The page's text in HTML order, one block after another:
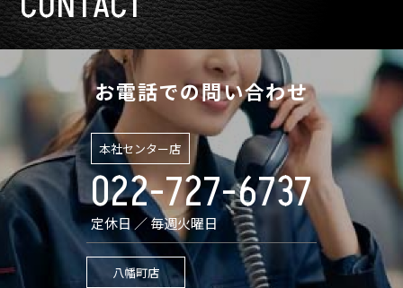
お電話での問い合わせ
本社センター店
022-727-6737
定休日 ／ 毎週火曜日
八幡町店